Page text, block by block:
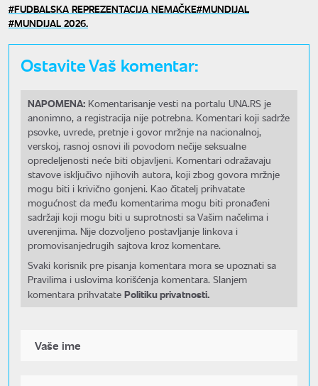
FUDBALSKA REPREZENTACIJA NEMAČKE MUNDIJAL
MUNDIJAL 2026.
Ostavite Vaš komentar:
NAPOMENA: Komentarisanje vesti na portalu UNA.RS je
anonimno, a registracija nije potrebna. Komentari koji sadrže
psovke, uvrede, pretnje i govor mržnje na nacionalnoj,
verskoj, rasnoj osnovi ili povodom nečije seksualne
opredeljenosti neće biti objavljeni. Komentari odražavaju
stavove isključivo njihovih autora, koji zbog govora mržnje
mogu biti i krivično gonjeni. Kao čitatelj prihvatate
mogućnost da među komentarima mogu biti pronađeni
sadržaji koji mogu biti u suprotnosti sa Vašim načelima i
uverenjima. Nije dozvoljeno postavljanje linkova i
promovisanjedrugih sajtova kroz komentare.
Svaki korisnik pre pisanja komentara mora se upoznati sa
Pravilima i uslovima korišćenja komentara. Slanjem
komentara prihvatate Politiku privatnosti.